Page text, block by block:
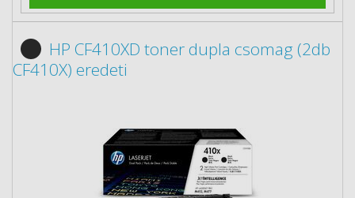
HP CF410XD toner dupla csomag (2db
CF410X) eredeti